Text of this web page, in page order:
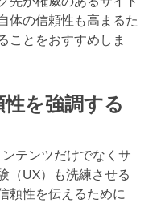
体の信頼性も高まるた
ことをおすすめしま
を強調する
テンツだけでなくサ
（UX）も洗練させる
頼性を伝えるために